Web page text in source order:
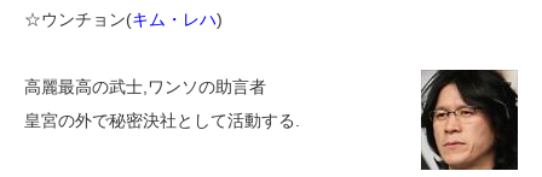
☆ウンチョン(キム・レハ)
高麗最高の武士,ワンソの助言者
皇宮の外で秘密決社として活動する.